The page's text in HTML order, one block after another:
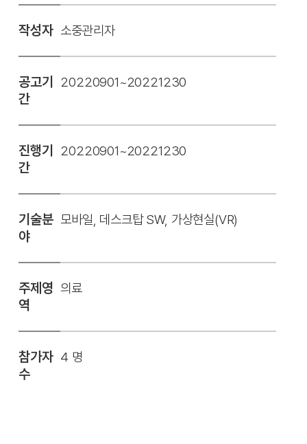
작성자 소중관리자
공고기
간
20220901~20221230
진행기
간
20220901~20221230
기술분
야
모바일, 데스크탑 SW, 가상현실(VR)
주제영
역
의료
참가자
수
4 명